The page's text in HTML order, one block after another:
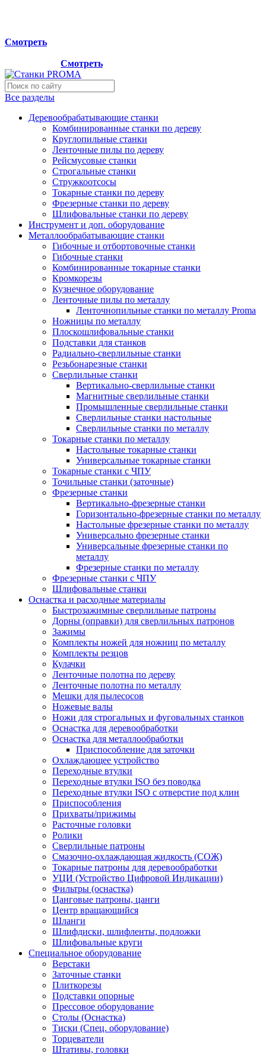
Смотреть
Смотреть
Все разделы
Деревообрабатывающие станки
Комбинированные станки по дереву
Круглопильные станки
Ленточные пилы по дереву
Рейсмусовые станки
Строгальные станки
Стружкоотсосы
Токарные станки по дереву
Фрезерные станки по дереву
Шлифовальные станки по дереву
Инструмент и доп. оборудование
Металлообрабатывающие станки
Гибочные и отбортовочные станки
Гибочные станки
Комбинированные токарные станки
Кромкорезы
Кузнечное оборудование
Ленточные пилы по металлу
Ленточнопильные станки по металлу Proma
Ножницы по металлу
Плоскошлифовальные станки
Подставки для станков
Радиально-сверлильные станки
Резьбонарезные станки
Сверлильные станки
Вертикально-сверлильные станки
Магнитные сверлильные станки
Промышленные сверлильные станки
Сверлильные станки настольные
Сверлильные станки по металлу
Токарные станки по металлу
Настольные токарные станки
Универсальные токарные станки
Токарные станки с ЧПУ
Точильные станки (заточные)
Фрезерные станки
Вертикально-фрезерные станки
Горизонтально-фрезерные станки по металлу
Настольные фрезерные станки по металлу
Универсально фрезерные станки
Универсальные фрезерные станки по
металлу
Фрезерные станки по металлу
Фрезерные станки с ЧПУ
Шлифовальные станки
Оснастка и расходные материалы
Быстрозажимные сверлильные патроны
Дорны (оправки) для сверлильных патронов
Зажимы
Комплекты ножей для ножниц по металлу
Комплекты резцов
Кулачки
Ленточные полотна по дереву
Ленточные полотна по металлу
Мешки для пылесосов
Ножевые валы
Ножи для строгальных и фуговальных станков
Оснастка для деревообработки
Оснастка для металлообработки
Приспособление для заточки
Охлаждающее устройство
Переходные втулки
Переходные втулки ISO без поводка
Переходные втулки ISO с отверстие под клин
Приспособления
Прихваты/прижимы
Расточные головки
Ролики
Сверлильные патроны
Смазочно-охлаждающая жидкость (СОЖ)
Токарные патроны для деревообработки
УЦИ (Устройство Цифровой Индикации)
Фильтры (оснастка)
Цанговые патроны, цанги
Центр вращающийся
Шланги
Шлифдиски, шлифленты, подложки
Шлифовальные круги
Специальное оборудование
Верстаки
Заточные станки
Плиткорезы
Подставки опорные
Прессовое оборудование
Столы (Оснастка)
Тиски (Спец. оборудование)
Торцеватели
Штативы, головки